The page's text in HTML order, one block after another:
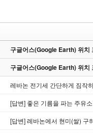
구글어스(Google Earth) 위치
구글어스(Google Earth) 위치
레바논 전기세 간단하게 짐작
[답변] 좋은 기름을 파는 주유
[답변] 레바논에서 현미(쌀) 구